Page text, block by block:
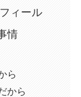
ィール
情
ら
から